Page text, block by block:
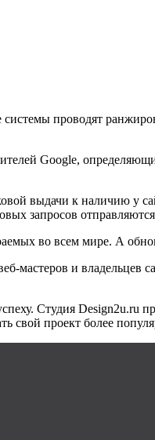
проводят
Google,
выдачи к наличию у
запросов
во всем мире. А
мастеров и владельцев
Студия Design2u.ru
свой проект более